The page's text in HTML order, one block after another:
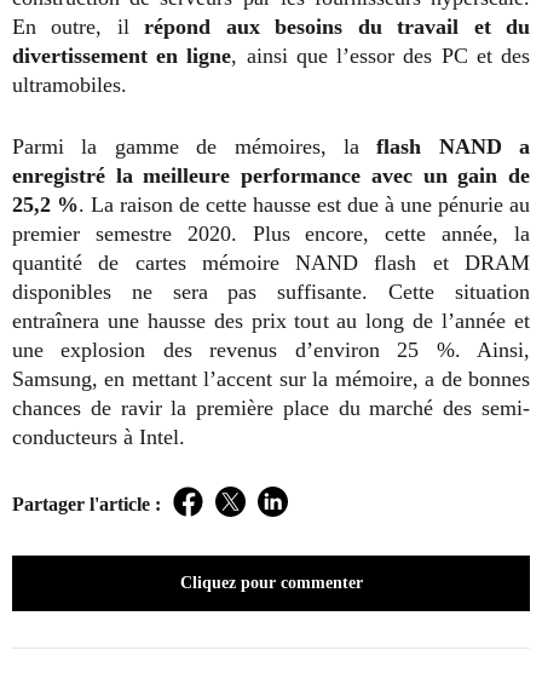
En outre, ilrépond aux besoins du travail et du
divertissement en ligne, ainsi que l’essor des PC et des
ultramobiles.
Parmi la gamme de mémoires, laflash NAND a
enregistré la meilleure performance avec un gain de
25,2 %. La raison de cette hausse est due à une pénurie au
premier semestre 2020. Plus encore, cette année, la
quantité de cartes mémoire NAND flash et DRAM
disponibles ne sera pas suffisante. Cette situation
entraînera une hausse des prix tout au long de l’année et
une explosion des revenus d’environ 25 %. Ainsi,
Samsung, en mettant l’accent sur la mémoire, a de bonnes
chances de ravir la première place du marché des semi-
conducteurs à Intel.
Partager l'article : Facebook
TwitterLinkedIn
Cliquez pour commenter